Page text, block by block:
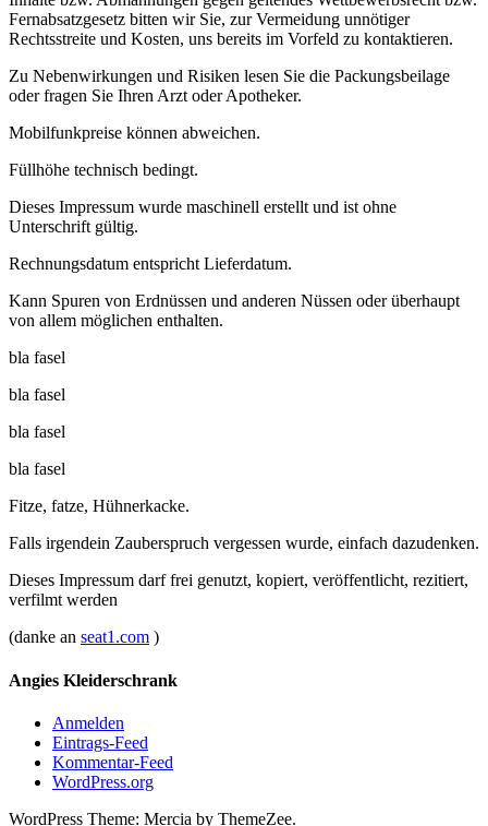
Fernabsatzgesetz bitten wir Sie, zur Vermeidung unnötiger
Rechtsstreite und Kosten, uns bereits im Vorfeld zu kontaktieren.
Zu Nebenwirkungen und Risiken lesen Sie die Packungsbeilage
oder fragen Sie Ihren Arzt oder Apotheker.
Mobilfunkpreise können abweichen.
Füllhöhe technisch bedingt.
Dieses Impressum wurde maschinell erstellt und ist ohne
Unterschrift gültig.
Rechnungsdatum entspricht Lieferdatum.
Kann Spuren von Erdnüssen und anderen Nüssen oder überhaupt
von allem möglichen enthalten.
bla fasel
bla fasel
bla fasel
bla fasel
Fitze, fatze, Hühnerkacke.
Falls irgendein Zauberspruch vergessen wurde, einfach dazudenken.
Dieses Impressum darf frei genutzt, kopiert, veröffentlicht, rezitiert,
verfilmt werden
(danke an seat1.com )
Angies Kleiderschrank
Anmelden
Eintrags-Feed
Kommentar-Feed
WordPress.org
WordPress Theme: Mercia by ThemeZee.